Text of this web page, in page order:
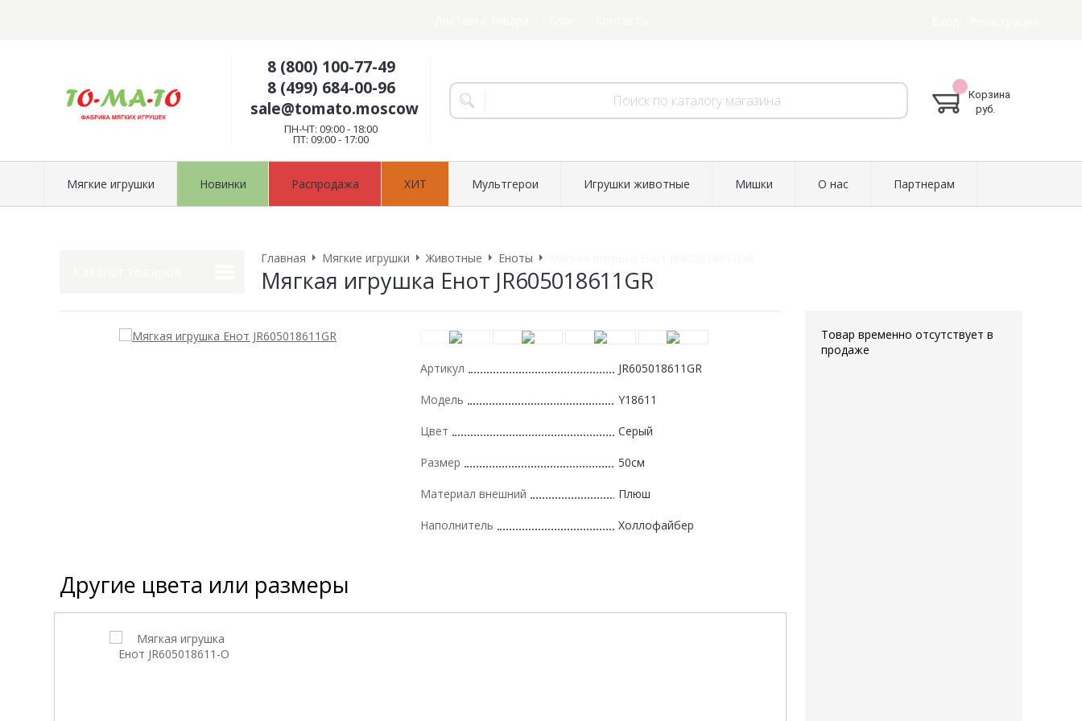
8 (800) 100-77-49
8 (499) 684-00-96
sale@tomato.moscow
ПН-ЧТ: 09:00 - 18:00
ПТ: 09:00 - 17:00
Корзина
руб.
Мягкие игрушки Новинки Распродажа ХИТ Мультгерои Игрушки животные Мишки О нас Партнерам
Главная Мягкие игрушки Животные Еноты
Мягкая игрушка Енот JR605018611GR
Товар временно отсутствует в
продаже
Артикул
JR605018611GR
Модель Y18611
Цвет Серый
Размер 50см
Материал внешний Плюш
Наполнитель Холлофайбер
Другие цвета или размеры